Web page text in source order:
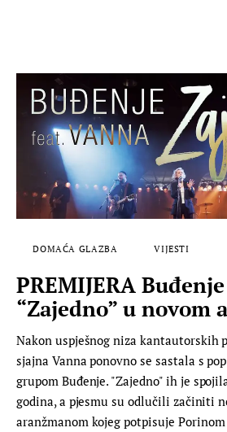
DOMAĆA GLAZBA VIJESTI
PREMIJERA
“Zajedno” u novom
Nakon uspješnog niza kantautorskih
sjajna Vanna ponovno se sastala s
grupom Buđenje. "Zajedno" ih je
godina, a pjesmu su odlučili začiniti
aranžmanom kojeg potpisuje